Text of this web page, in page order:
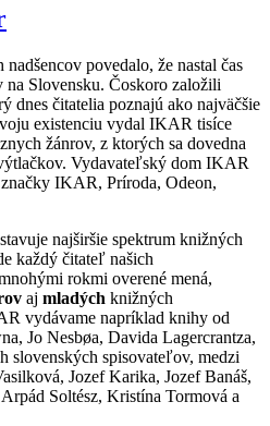
povedalo, že nastal čas
Slovensku. Čoskoro založili
čitatelia poznajú ako najväčšie
existenciu vydal IKAR tisíce
žánrov, z ktorých sa dovedna
Vydavateľský dom IKAR
IKAR, Príroda, Odeon,
najširšie spektrum knižných
každý čitateľ našich
rokmi overené mená,
aj mladých knižných
vydávame napríklad knihy od
Jo Nesbøa, Davida Lagercrantza,
slovenských spisovateľov, medzi
Jozef Karika, Jozef Banáš,
Soltész, Kristína Tormová a